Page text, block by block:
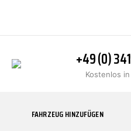
+49 (0)
Kostenlos
FAHRZEUG HINZUFÜGEN